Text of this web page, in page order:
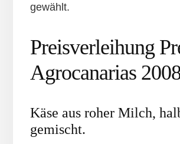
gewählt.
Preisverleihung
Agrocanarias
Käse aus roher Milch,
gemischt.